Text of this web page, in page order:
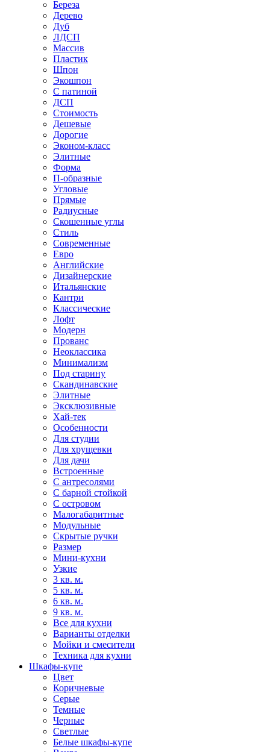
Береза
Дерево
Дуб
ЛДСП
Массив
Пластик
Шпон
Экошпон
С патиной
ДСП
Стоимость
Дешевые
Дорогие
Эконом-класс
Элитные
Форма
П-образные
Угловые
Прямые
Радиусные
Скошенные углы
Стиль
Современные
Евро
Английские
Дизайнерские
Итальянские
Кантри
Классические
Лофт
Модерн
Прованс
Неоклассика
Минимализм
Под старину
Скандинавские
Элитные
Эксклюзивные
Хай-тек
Особенности
Для студии
Для хрущевки
Для дачи
Встроенные
С антресолями
С барной стойкой
С островом
Малогабаритные
Модульные
Скрытые ручки
Размер
Мини-кухни
Узкие
3 кв. м.
5 кв. м.
6 кв. м.
9 кв. м.
Все для кухни
Варианты отделки
Мойки и смесители
Техника для кухни
Шкафы-купе
Цвет
Коричневые
Серые
Темные
Черные
Светлые
Белые шкафы-купе